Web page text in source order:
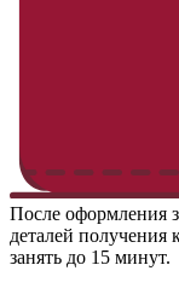
После оформления
деталей получения
занять до 15 минут.